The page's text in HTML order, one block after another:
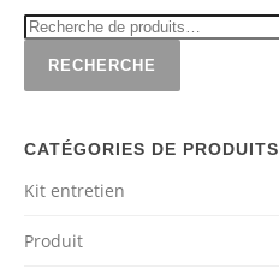
RECHERCHE
CATÉGORIES DE PRODUITS
Kit entretien
Produit